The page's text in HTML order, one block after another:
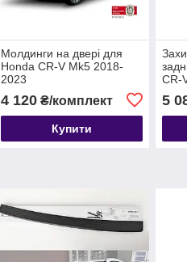
Молдинги на двері для
Honda CR-V Mk5 2018-
2023
4 120₴/комплект
Купити
CR-
5